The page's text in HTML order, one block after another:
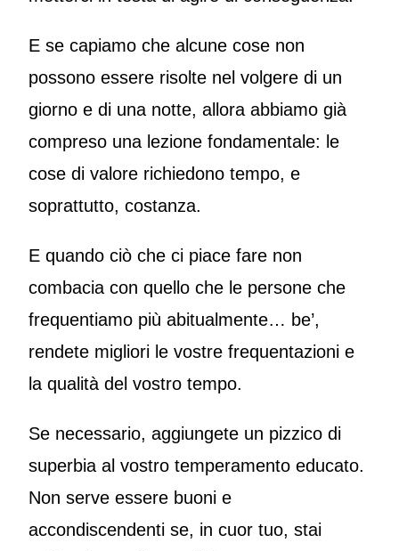
E se capiamo che alcune cose non
possono essere risolte nel volgere di un
giorno e di una notte, allora abbiamo già
compreso una lezione fondamentale: le
cose di valore richiedono tempo, e
soprattutto, costanza.
E quando ciò che ci piace fare non
combacia con quello che le persone che
frequentiamo più abitualmente… be’,
rendete migliori le vostre frequentazioni e
la qualità del vostro tempo.
Se necessario, aggiungete un pizzico di
superbia al vostro temperamento educato.
Non serve essere buoni e
accondiscendenti se, in cuor tuo, stai